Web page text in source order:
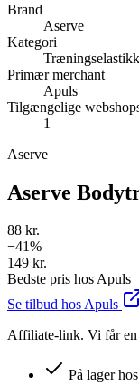
Brand
Aserve
Kategori
Primær merchant
Apuls
Tilgængelige
1
Aserve
Aserve
88 kr.
−41%
149 kr.
Bedste pris hosApuls
Se tilbud hosApuls
Affiliate-link. Vi får en
På lager hos